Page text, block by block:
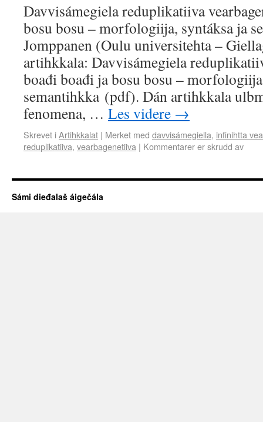
Davvisámegiela reduplikatiiva
bosu bosu – morfologiija, syntáksa ja
Jomppanen (Oulu universitehta –
artihkkala: Davvisámegiela
boađi boađi ja bosu bosu –
semantihkka (pdf). Dán artihkkala
fenomena, … Les videre →
Skrevet iArtihkkalat | Merket med davvisámegiella, infinihtta
reduplikatiiva, vearbagenetiiva | Kommentarer er skrudd av
Sámi dieđalaš áigečála